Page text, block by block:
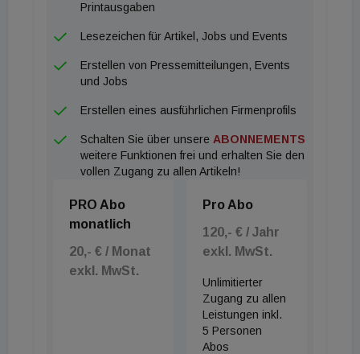
Anteil von knapp 28 Prozent. Der mit Abstand
überwiegende Teil des Volumens entfällt dabei auf
folgen nicht überraschend Spezialfonds, die knapp
Prozent fällt der Umsatzanteil auf Büroimmobilien.
Auf Platz zwei folgen Einzelhandelsobjekte mit 13
Prozent, wobei das meiste Volumen hierbei aus
Hotelverkäufe konnten ihren Beitrag aufgrund eines
noch sehr guten ersten Quartals sogar fast
verdoppeln und kommen auf gut 8 Prozent. Bei den
Renditen seien, so BNP Paribas Real Estate,
bislang trotz Corona-Auswirkungen keine wirklichen
Anpassungsprozesse zu beobachten gewesen,
auch wenn verteuerte Finanzierungen in der Regel
Printausgaben
Lesezeichen für Artikel, Jobs und Events
Erstellen von Pressemitteilungen, Events
und Jobs
Erstellen eines ausführlichen Firmenprofils
Schalten Sie über unsere ABONNEMENTS
weitere Funktionen frei und erhalten Sie den
vollen Zugang zu allen Artikeln!
PRO Abo
monatlich
20,- € / Monat
exkl. MwSt.
Pro Abo
120,- € / Jahr
exkl. MwSt.
Unlimitierter
Zugang zu allen
Leistungen inkl.
5 Personen
Abos